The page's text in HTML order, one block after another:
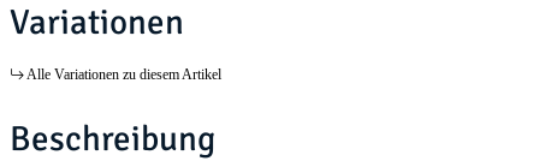
Variationen
Alle Variationen zu diesem Artikel
Beschreibung